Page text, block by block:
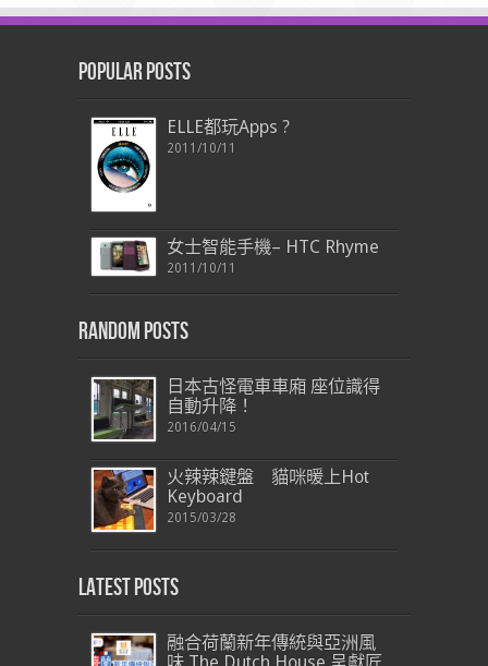
Popular Posts
ELLE都玩Apps ?
2011/10/11
女士智能手機– HTC Rhyme
2011/10/11
Random Posts
日本古怪電車車廂 座位識得
自動升降！
2016/04/15
火辣辣鍵盤 貓咪暖上Hot
Keyboard
2015/03/28
Latest Posts
融合荷蘭新年傳統與亞洲風